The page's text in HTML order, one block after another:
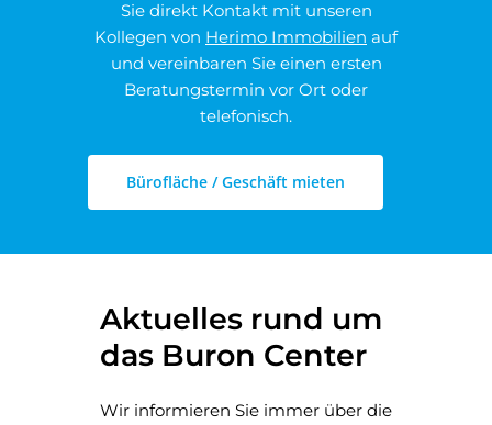
Sie direkt Kontakt mit unseren
Kollegen von Herimo Immobilien auf
und vereinbaren Sie einen ersten
Beratungstermin vor Ort oder
telefonisch.
Bürofläche / Geschäft mieten
Aktuelles rund um
das Buron Center
Wir informieren Sie immer über die